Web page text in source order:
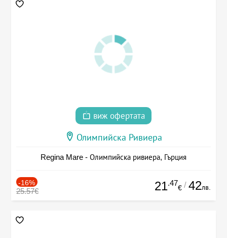
виж офертата
Олимпийска Ривиера
Regina Mare - Олимпийска ривиера, Гърция
-16%
25.57€ 21.47
€ / 42лв.